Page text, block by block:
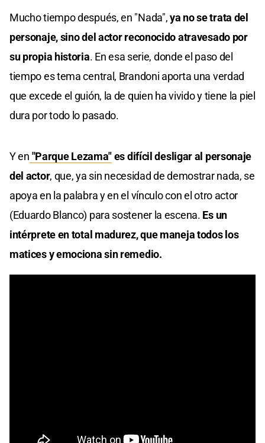
Mucho tiempo después, en "Nada",ya no se trata del
personaje, sino del actor reconocido atravesado por
su propia historia. En esa serie, donde el paso del
tiempo es tema central, Brandoni aporta una verdad
que excede el guión, la de quien ha vivido y tiene la piel
dura por todo lo pasado.
Y en "Parque Lezama"es difícil desligar al personaje
del actor, que, ya sin necesidad de demostrar nada, se
apoya en la palabra y en el vínculo con el otro actor
(Eduardo Blanco) para sostener la escena. Es un
intérprete en total madurez, que maneja todos los
matices y emociona sin remedio.